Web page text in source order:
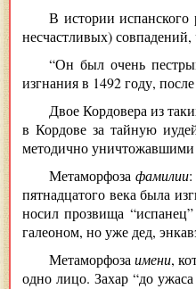
В истории испанского
несчастливых)
“Он был очень
изгнания в 1492 году,
Двое Кордовера из
в Кордове за тайную
методично
Метаморфозафамилии
пятнадцатого века была
носил прозвища
галеоном, но уже дед,
Метаморфоза имени,
одно лицо. Захар “до